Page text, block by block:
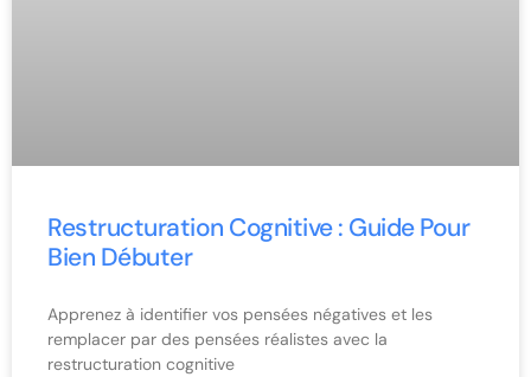
Restructuration Cognitive : Guide Pour
Bien Débuter
Apprenez à identifier vos pensées négatives et les
remplacer par des pensées réalistes avec la
restructuration cognitive